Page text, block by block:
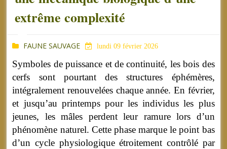
extrême complexité
FAUNE SAUVAGE lundi 09 février 2026
Symboles de puissance et de continuité, les bois des
cerfs sont pourtant des structures éphémères,
intégralement renouvelées chaque année. En février,
et jusqu’au printemps pour les individus les plus
jeunes, les mâles perdent leur ramure lors d’un
phénomène naturel. Cette phase marque le point bas
d’un cycle physiologique étroitement contrôlé par